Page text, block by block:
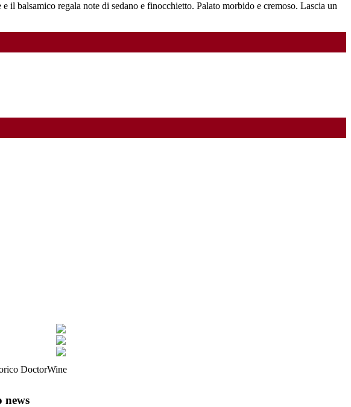
balsamico regala note di sedano e finocchietto. Palato morbido e cremoso. Lascia un
news